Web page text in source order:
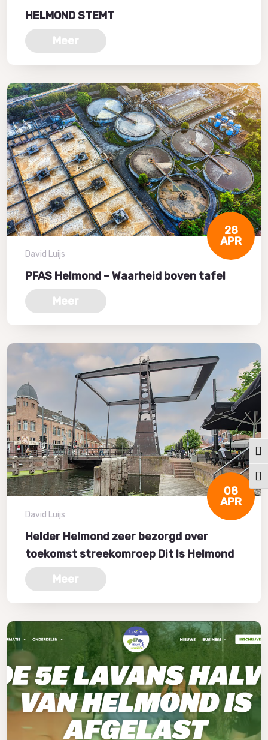
HELMOND STEMT
Meer
28
APR
David Luijs
PFAS Helmond – Waarheid boven tafel
Meer
08
APR
David Luijs
Helder Helmond zeer bezorgd over
toekomst streekomroep Dit Is Helmond
Meer